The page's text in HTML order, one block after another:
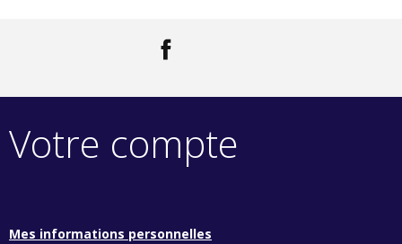
Votre compte
Mes informations personnelles